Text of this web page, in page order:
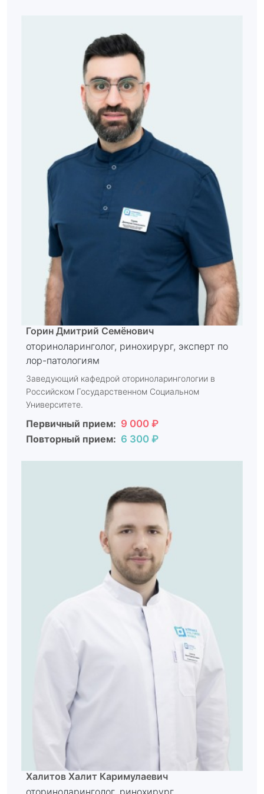
Горин Дмитрий Семёнович
оториноларинголог, ринохирург, эксперт по
лор-патологиям
Заведующий кафедрой оториноларингологии в
Российском Государственном Социальном
Университете.
Первичный прием: 9 000 ₽
Повторный прием: 6 300 ₽
Халитов Халит Каримулаевич